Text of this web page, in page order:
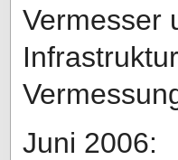
Vermesser
Juni 2006: